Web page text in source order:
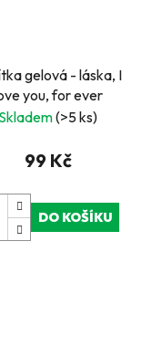
gelová - láska, I
you, for ever
Skladem(>5 ks)
99 Kč
DO KOŠÍKU